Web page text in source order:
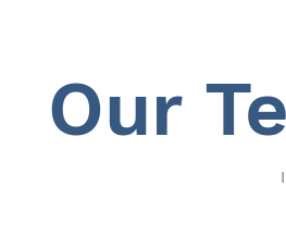
Our